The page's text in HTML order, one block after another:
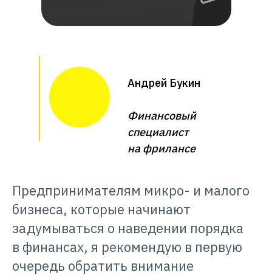
Андрей Букин
Финансовый
специалист
на фрилансе
Предпринимателям микро- и малого
бизнеса, которые начинают
задумываться о наведении порядка
в финансах, я рекомендую в первую
очередь обратить внимание